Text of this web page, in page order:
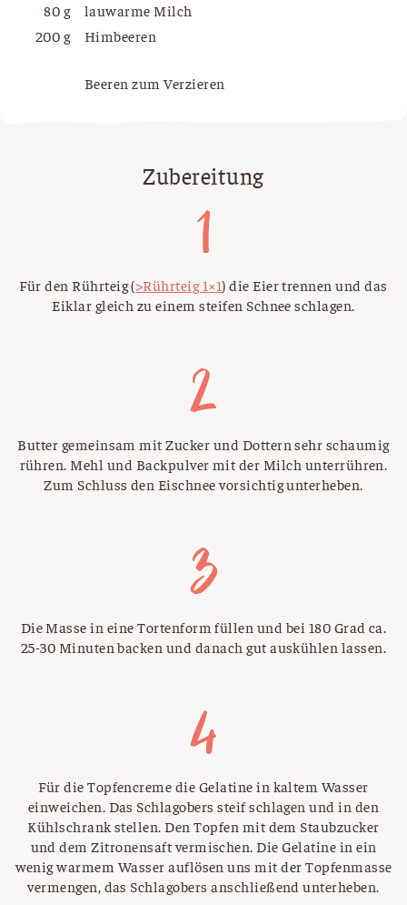
80 g
lauwarme Milch
200 g
Himbeeren
Beeren zum Verzieren
Zubereitung
Für den Rührteig (>Rührteig 1×1) die Eier trennen und das
Eiklar gleich zu einem steifen Schnee schlagen.
Butter gemeinsam mit Zucker und Dottern sehr schaumig
rühren. Mehl und Backpulver mit der Milch unterrühren.
Zum Schluss den Eischnee vorsichtig unterheben.
Die Masse in eine Tortenform füllen und bei 180 Grad ca.
25-30 Minuten backen und danach gut auskühlen lassen.
Für die Topfencreme die Gelatine in kaltem Wasser
einweichen. Das Schlagobers steif schlagen und in den
Kühlschrank stellen. Den Topfen mit dem Staubzucker
und dem Zitronensaft vermischen. Die Gelatine in ein
wenig warmem Wasser auflösen uns mit der Topfenmasse
vermengen, das Schlagobers anschließend unterheben.